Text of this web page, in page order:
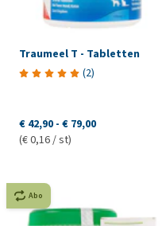
Traumeel T - Tabletten
(2)
€ 42,90 - € 79,00
(€ 0,16 / st)
Abo